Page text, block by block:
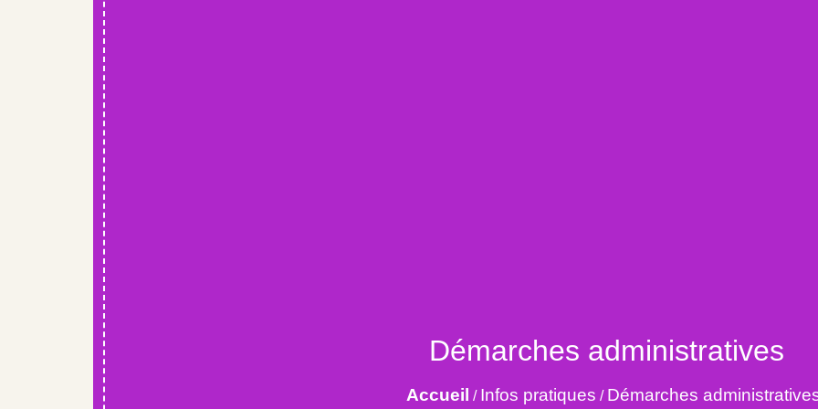
Démarches administratives
Accueil / Infos pratiques / Démarches